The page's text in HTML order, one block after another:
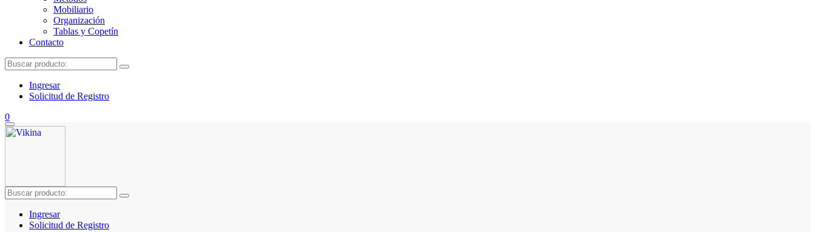
Mobiliario
Organización
Tablas y Copetín
Contacto
Ingresar
Solicitud de Registro
0
Ingresar
Solicitud de Registro